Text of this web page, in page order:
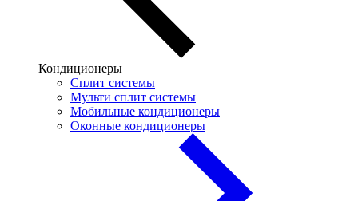
Кондиционеры
Сплит системы
Мульти сплит системы
Мобильные кондиционеры
Оконные кондиционеры